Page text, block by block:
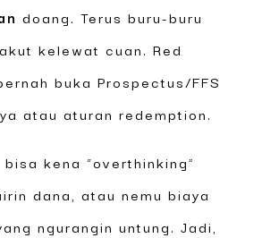
doang. Terus buru-buru
kelewat cuan. Red
buka Prospectus/FFS
atau aturan redemption.
kena “overthinking”
dana, atau nemu biaya
ngurangin untung. Jadi,